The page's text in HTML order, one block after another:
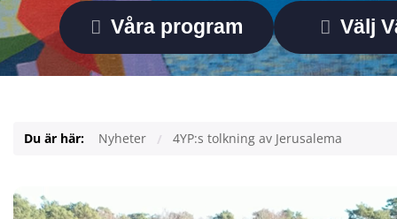
Våra program Välj
Du är här: Nyheter 4YP:s tolkning av Jerusalema